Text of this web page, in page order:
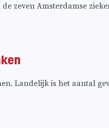
zeven Amsterdamse
Landelijk is het aantal